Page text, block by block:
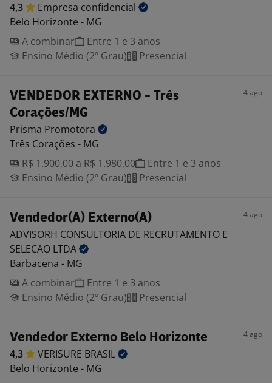
4,3 Empresa confidencial
Belo Horizonte - MG
A combinar
Entre 1 e 3 anos
Ensino Médio (2º Grau)
Presencial
VENDEDOR EXTERNO - Três
Corações/MG
4 ago
Prisma Promotora
Três Corações - MG
R$ 1.900,00 a R$ 1.980,00
Entre 1 e 3 anos
Ensino Médio (2º Grau)
Presencial
Vendedor(A) Externo(A) 4 ago
ADVISORH CONSULTORIA DE RECRUTAMENTO E
SELECAO LTDA
Barbacena - MG
A combinar
Entre 1 e 3 anos
Ensino Médio (2º Grau)
Presencial
Vendedor Externo Belo Horizonte 4 ago
4,3 VERISURE BRASIL
Belo Horizonte - MG